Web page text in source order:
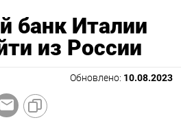
банк Италии
из России
Обновлено: 10.08.2023